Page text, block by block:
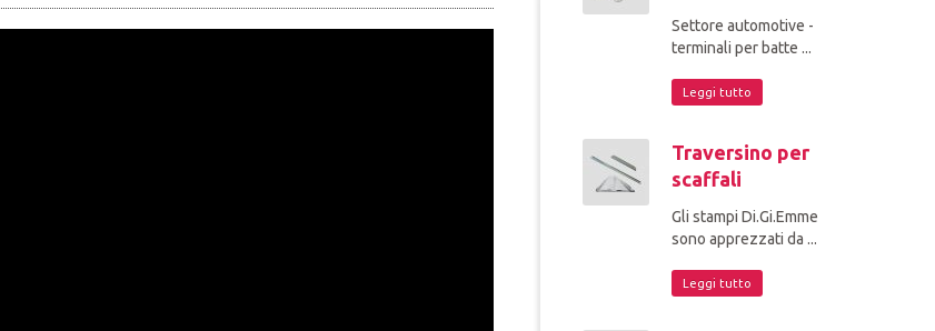
Settore automotive -
terminali per batte ...
Leggi tutto
Traversino per
scaffali
Gli stampi Di.Gi.Emme
sono apprezzati da ...
Leggi tutto